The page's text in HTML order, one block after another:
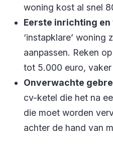
woning kost al snel
Eerste inrichting
‘instapklare’ woning
aanpassen. Reken
tot 5.000 euro, vaker
Onverwachte
cv-ketel die het na
die moet worden
achter de hand van